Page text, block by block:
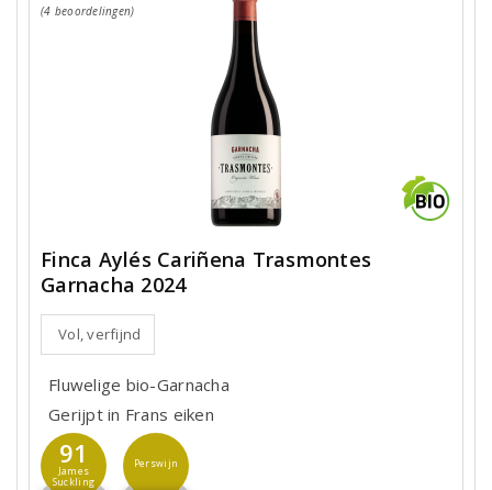
(4 beoordelingen)
Finca Aylés Cariñena Trasmontes
Garnacha 2024
Vol, verfijnd
Fluwelige bio-Garnacha
Gerijpt in Frans eiken
91
James
Suckling
Perswijn